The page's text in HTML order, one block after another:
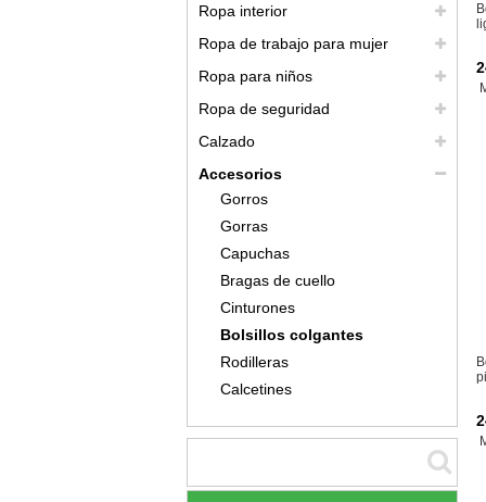
Ropa interior
Ropa de trabajo para mujer
Ropa para niños
Ropa de seguridad
Calzado
Accesorios
Gorros
Gorras
Capuchas
Bragas de cuello
Cinturones
Bolsillos colgantes
Rodilleras
Calcetines